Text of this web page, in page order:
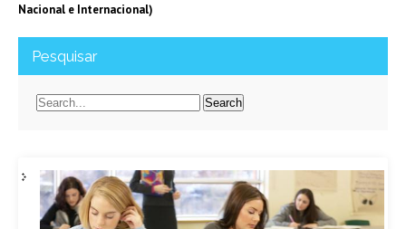
Nacional e Internacional​)
Pesquisar